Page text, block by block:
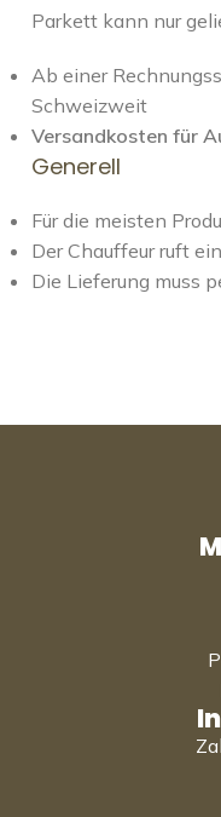
Parkett kann nur
Ab einer
Schweizweit
Versandkosten für
Generell
Für die meisten
Der Chauffeur ruft
Die Lieferung muss